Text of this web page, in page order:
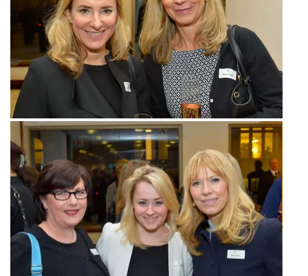
Ansgar Nolte (Berenberg), Marit Falck (Berenberg), Kristina Tröger
(Präsidentin CeU) und Jörn Quitzau (Berenberg)